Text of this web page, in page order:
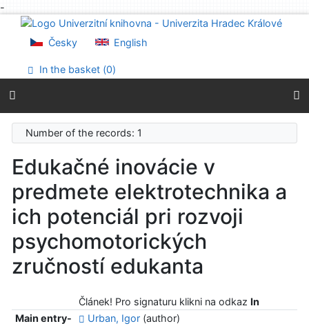
-
Go to content
Go to menu
Accessibility declaration
Česky English
In the basket (0)
Number of the records: 1
Edukačné inovácie v
predmete elektrotechnika a
ich potenciál pri rozvoji
psychomotorických
zručností edukanta
Článek! Pro signaturu klikni na odkaz In
Main entry-
Urban, Igor(author)